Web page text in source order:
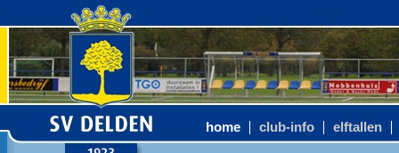
home club-info elftallen